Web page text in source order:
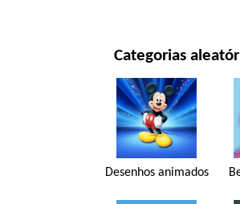
Categorias
Desenhos animados